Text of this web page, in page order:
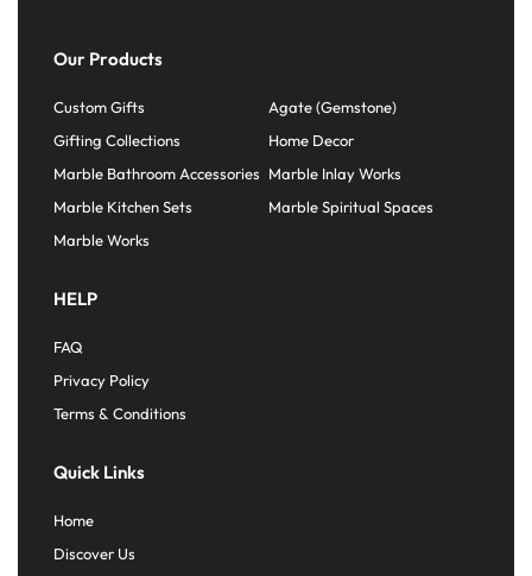
Our Products
Custom Gifts
Agate (Gemstone)
Gifting Collections
Home Decor
Marble Bathroom Accessories Marble Inlay Works
Marble Kitchen Sets
Marble Spiritual Spaces
Marble Works
HELP
FAQ
Privacy Policy
Terms & Conditions
Quick Links
Home
Discover Us